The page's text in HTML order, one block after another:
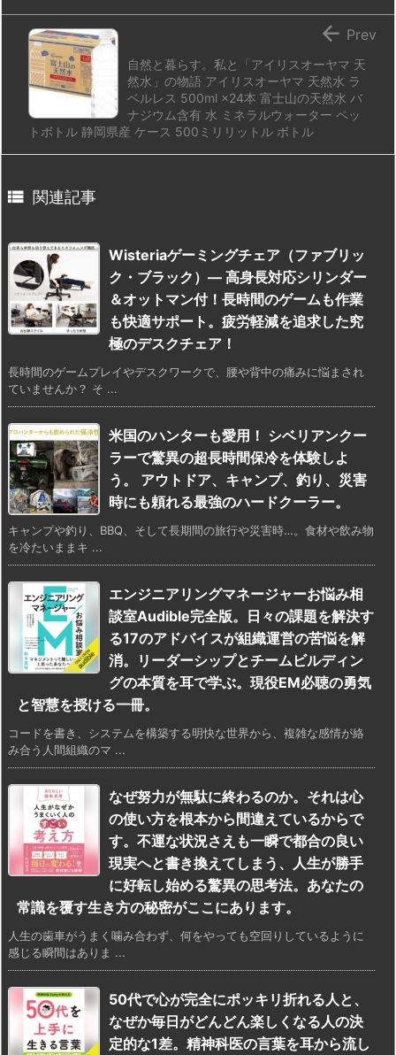
自然と暮らす。私と「アイリスオーヤマ 天
然水」の物語 アイリスオーヤマ 天然水 ラ
ベルレス 500ml ×24本 富士山の天然水 バ
ナジウム含有 水 ミネラルウォーター ペッ
トボトル 静岡県産 ケース 500ミリリットル ボトル
 Prev
 関連記事
Wisteriaゲーミングチェア（ファブリッ
ク・ブラック）— 高身長対応シリンダー
＆オットマン付！長時間のゲームも作業
も快適サポート。疲労軽減を追求した究
極のデスクチェア！
長時間のゲームプレイやデスクワークで、腰や背中の痛みに悩まされ
ていませんか？ そ ...
米国のハンターも愛用！ シベリアンクー
ラーで驚異の超長時間保冷を体験しよ
う。 アウトドア、キャンプ、釣り、災害
時にも頼れる最強のハードクーラー。
キャンプや釣り、BBQ、そして長期間の旅行や災害時…。食材や飲み物
を冷たいままキ ...
エンジニアリングマネージャーお悩み相
談室Audible完全版。日々の課題を解決す
る17のアドバイスが組織運営の苦悩を解
消。リーダーシップとチームビルディン
グの本質を耳で学ぶ。現役EM必聴の勇気
と智慧を授ける一冊。
コードを書き、システムを構築する明快な世界から、複雑な感情が絡
み合う人間組織のマ ...
なぜ努力が無駄に終わるのか。それは心
の使い方を根本から間違えているからで
す。不運な状況さえも一瞬で都合の良い
現実へと書き換えてしまう、人生が勝手
に好転し始める驚異の思考法。あなたの
常識を覆す生き方の秘密がここにあります。
人生の歯車がうまく噛み合わず、何をやっても空回りしているように
感じる瞬間はありま ...
50代で心が完全にポッキリ折れる人と、
なぜか毎日がどんどん楽しくなる人の決
定的な1差。精神科医の言葉を耳から流し